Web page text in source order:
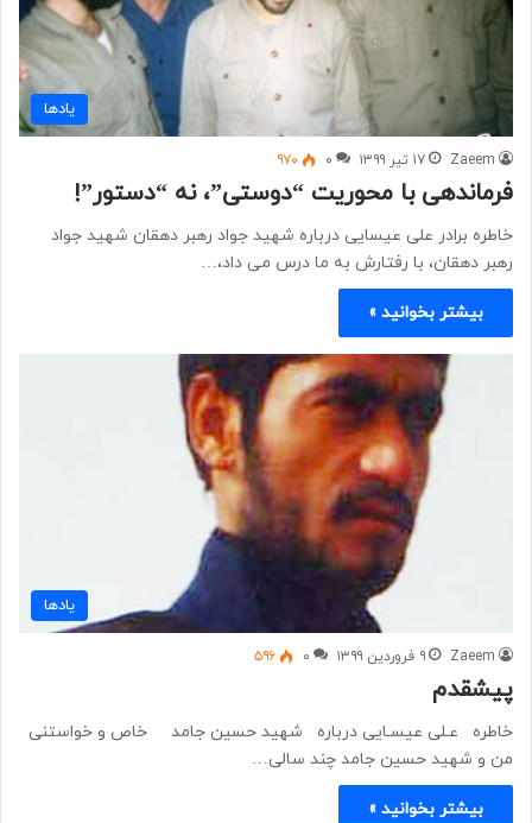
یادها
Zaeem ۱۷ تیر ۱۳۹۹ ۰ ۹۷۰
فرماندهی با محوریت “دوستی”، نه “دستور”!
خاطره برادر علی عیسایی درباره شهید جواد رهبر دهقان شهید جواد
رهبر دهقان، با رفتارش به ما درس می داد،…
بیشتر بخوانید »
یادها
Zaeem ۹ فروردین ۱۳۹۹ ۰ ۵۹۶
پیشقدم
خاطره عـلی عیسـایی درباره شهید حسین جامد خاص و خواستنی
من و شهید حسین جامد چند سالی…
بیشتر بخوانید »